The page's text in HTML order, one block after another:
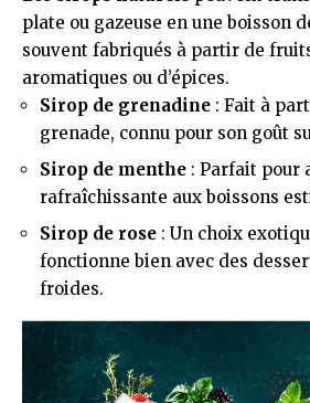
plate ou gazeuse en une boisson
souvent fabriqués à partir de
aromatiques ou d’épices.
Sirop de grenadine : Fait à
grenade, connu pour son goût
Sirop de menthe : Parfait pour
rafraîchissante aux boissons
Sirop de rose : Un choix
fonctionne bien avec des
froides.